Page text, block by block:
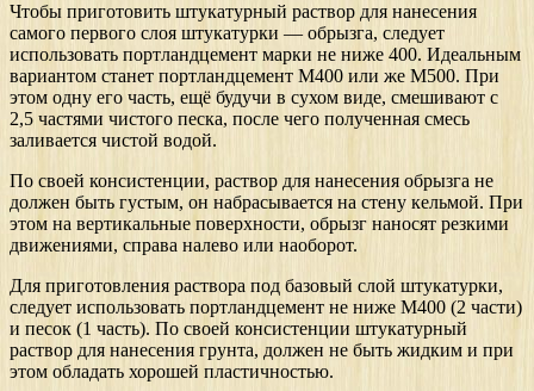
Чтобы приготовить штукатурный раствор для нанесения
самого первого слоя штукатурки — обрызга, следует
использовать портландцемент марки не ниже 400. Идеальным
вариантом станет портландцемент М400 или же М500. При
этом одну его часть, ещё будучи в сухом виде, смешивают с
2,5 частями чистого песка, после чего полученная смесь
заливается чистой водой.
По своей консистенции, раствор для нанесения обрызга не
должен быть густым, он набрасывается на стену кельмой. При
этом на вертикальные поверхности, обрызг наносят резкими
движениями, справа налево или наоборот.
Для приготовления раствора под базовый слой штукатурки,
следует использовать портландцемент не ниже М400 (2 части)
и песок (1 часть). По своей консистенции штукатурный
раствор для нанесения грунта, должен не быть жидким и при
этом обладать хорошей пластичностью.